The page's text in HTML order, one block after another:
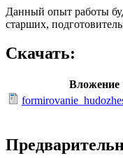
Данный опыт работы
старших,
Скачать:
Вложение